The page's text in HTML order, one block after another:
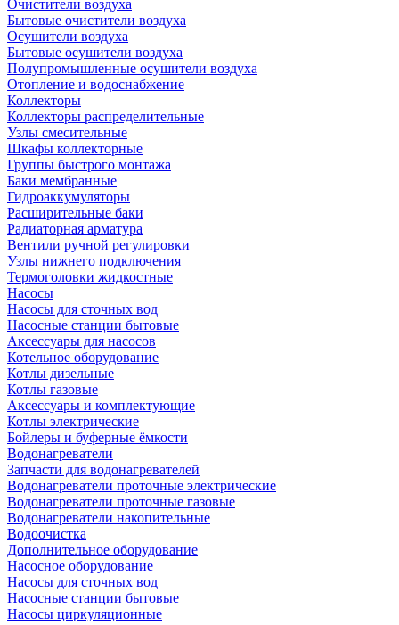
Очистители воздуха
Бытовые очистители воздуха
Осушители воздуха
Бытовые осушители воздуха
Полупромышленные осушители воздуха
Отопление и водоснабжение
Коллекторы
Коллекторы распределительные
Узлы смесительные
Шкафы коллекторные
Группы быстрого монтажа
Баки мембранные
Гидроаккумуляторы
Расширительные баки
Радиаторная арматура
Вентили ручной регулировки
Узлы нижнего подключения
Термоголовки жидкостные
Насосы
Насосы для сточных вод
Насосные станции бытовые
Аксессуары для насосов
Котельное оборудование
Котлы дизельные
Котлы газовые
Аксессуары и комплектующие
Котлы электрические
Бойлеры и буферные ёмкости
Водонагреватели
Запчасти для водонагревателей
Водонагреватели проточные электрические
Водонагреватели проточные газовые
Водонагреватели накопительные
Водоочистка
Дополнительное оборудование
Насосное оборудование
Насосы для сточных вод
Насосные станции бытовые
Насосы циркуляционные